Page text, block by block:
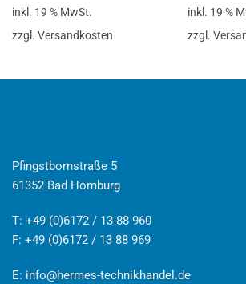
inkl. 19 % MwSt.
zzgl. Versandkosten
inkl. 19 %
zzgl.
Pfingstbornstraße 5
61352 Bad Homburg
T: +49 (0)6172 / 13 88 960
F: +49 (0)6172 / 13 88 969
E: info@hermes-technikhandel.de